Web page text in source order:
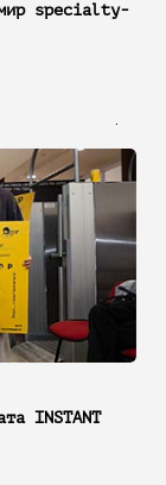
мир specialty-
INSTANT